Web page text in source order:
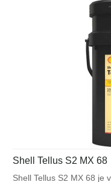
Shell Tellus S2 MX 68
Shell Tellus S2 MX 68 je